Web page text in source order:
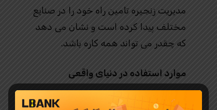
مدیریت زنجیره تامین راه خود را در صنایع
مختلف پیدا کرده است و نشان می دهد
که چقدر می تواند همه کاره باشد.
موارد استفاده در دنیای واقعی
VeChain فقط یک ایده فانتزی نیست.